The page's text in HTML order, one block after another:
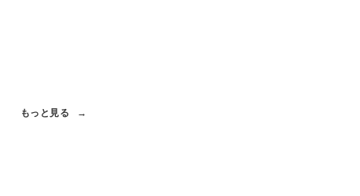
もっと見る